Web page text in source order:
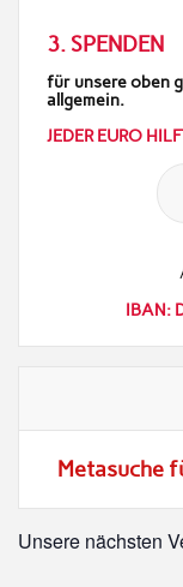
3. SPENDEN
für unsere oben
allgemein.
JEDER EURO
IBAN:
Metasuche
Unsere nächsten